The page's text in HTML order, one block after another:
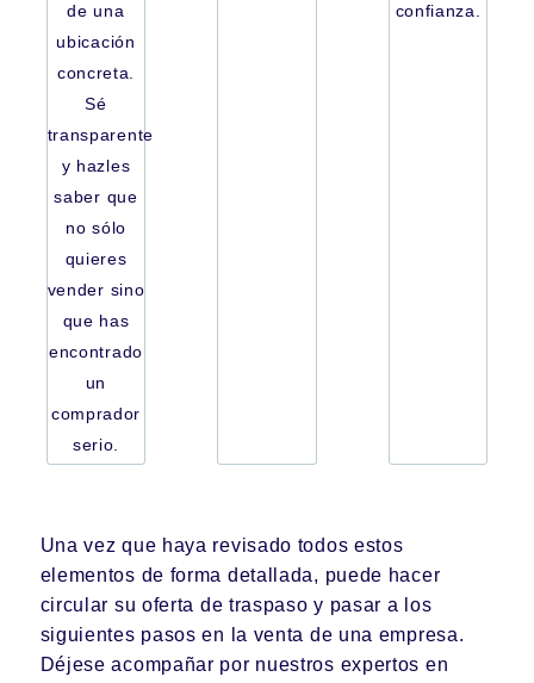
de una
ubicación
concreta.
Sé
transparente
y hazles
saber que
no sólo
quieres
vender sino
que has
encontrado
un
comprador
serio.
confianza.
Una vez que haya revisado todos estos
elementos de forma detallada, puede hacer
circular su oferta de traspaso y pasar a los
siguientes pasos en la venta de una empresa.
Déjese acompañar por nuestros expertos en